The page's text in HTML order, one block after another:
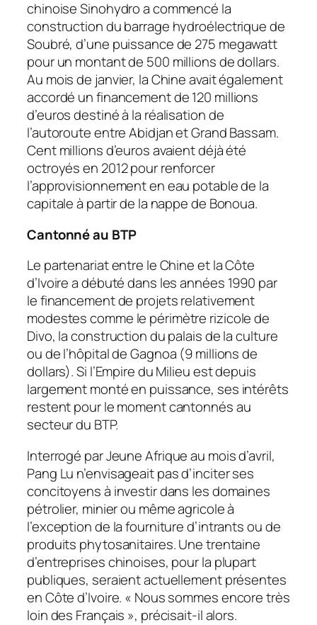
chinoise Sinohydro a commencé la
construction du barrage hydroélectrique de
Soubré, d’une puissance de 275 megawatt
pour un montant de 500 millions de dollars.
Au mois de janvier, la Chine avait également
accordé un financement de 120 millions
d’euros destiné à la réalisation de
l’autoroute entre Abidjan et Grand Bassam.
Cent millions d’euros avaient déjà été
octroyés en 2012 pour renforcer
l’approvisionnement en eau potable de la
capitale à partir de la nappe de Bonoua.
Cantonné au BTP
Le partenariat entre le Chine et la Côte
d’Ivoire a débuté dans les années 1990 par
le financement de projets relativement
modestes comme le périmètre rizicole de
Divo, la construction du palais de la culture
ou de l’hôpital de Gagnoa (9 millions de
dollars). Si l’Empire du Milieu est depuis
largement monté en puissance, ses intérêts
restent pour le moment cantonnés au
secteur du BTP.
Interrogé parJeune Afriqueau mois d’avril,
Pang Lu n’envisageait pas d’inciter ses
concitoyens à investir dans les domaines
pétrolier, minier ou même agricole à
l’exception de la fourniture d’intrants ou de
produits phytosanitaires. Une trentaine
d’entreprises chinoises, pour la plupart
publiques, seraient actuellement présentes
en Côte d’Ivoire. « Nous sommes encore très
loin des Français », précisait-il alors.